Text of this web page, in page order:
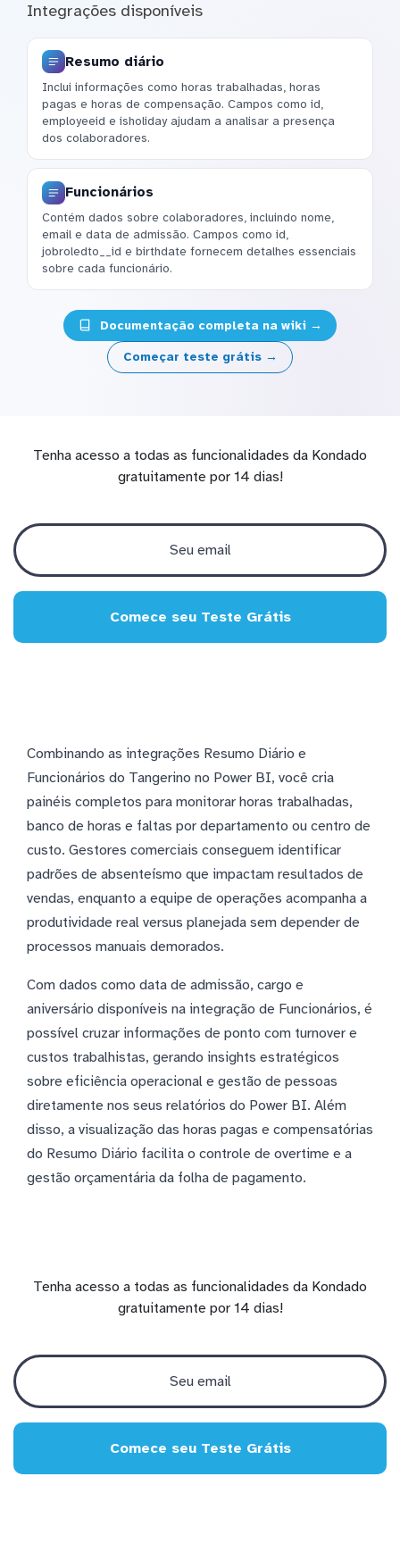
Integrações disponíveis
Resumo diário
Inclui informações como horas trabalhadas, horas
pagas e horas de compensação. Campos como id,
employeeid e isholiday ajudam a analisar a presença
dos colaboradores.
Funcionários
Contém dados sobre colaboradores, incluindo nome,
email e data de admissão. Campos como id,
jobroledto__id e birthdate fornecem detalhes essenciais
sobre cada funcionário.
Documentação completa na wiki →
Começar teste grátis →
Tenha acesso a todas as funcionalidades da Kondado
gratuitamente por 14 dias!
Comece seu Teste Grátis
Combinando as integrações Resumo Diário e
Funcionários do Tangerino no Power BI, você cria
painéis completos para monitorar horas trabalhadas,
banco de horas e faltas por departamento ou centro de
custo. Gestores comerciais conseguem identificar
padrões de absenteísmo que impactam resultados de
vendas, enquanto a equipe de operações acompanha a
produtividade real versus planejada sem depender de
processos manuais demorados.
Com dados como data de admissão, cargo e
aniversário disponíveis na integração de Funcionários, é
possível cruzar informações de ponto com turnover e
custos trabalhistas, gerando insights estratégicos
sobre eficiência operacional e gestão de pessoas
diretamente nos seus relatórios do Power BI. Além
disso, a visualização das horas pagas e compensatórias
do Resumo Diário facilita o controle de overtime e a
gestão orçamentária da folha de pagamento.
Tenha acesso a todas as funcionalidades da Kondado
gratuitamente por 14 dias!
Comece seu Teste Grátis